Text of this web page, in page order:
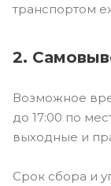
транспортом
2.
Возможное
до 17:00 по
выходные и
Срок сбора и